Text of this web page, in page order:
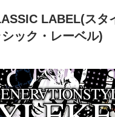
LABEL(スタ
シック・レーベル)